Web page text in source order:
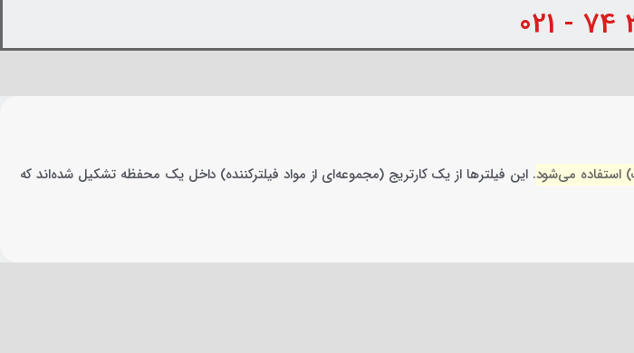
استفاده می‌شود.این فیلترها از یک کارتریج (مجموعه‌ای از مواد فیلترکننده) داخل یک محفظه تشکیل شده‌اند که